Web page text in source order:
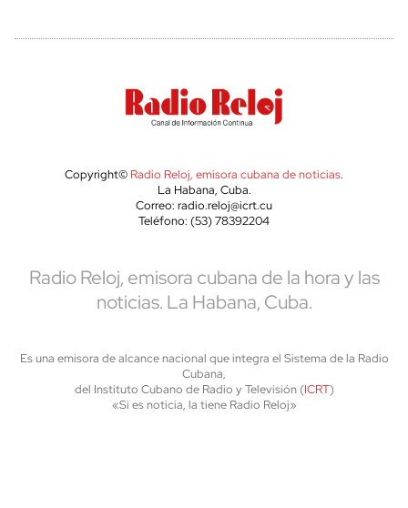
Copyright© Radio Reloj, emisora cubana de noticias.
La Habana, Cuba.
Correo: radio.reloj@icrt.cu
Teléfono: (53) 78392204
Radio Reloj, emisora cubana de la hora y las
noticias. La Habana, Cuba.
Es una emisora de alcance nacional que integra el Sistema de la Radio
Cubana,
del Instituto Cubano de Radio y Televisión (ICRT)
«Si es noticia, la tiene Radio Reloj»